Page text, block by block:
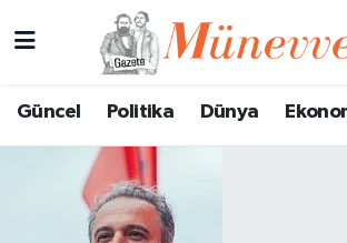
Güncel Politika Dünya
Dünya
Trafik Durumu